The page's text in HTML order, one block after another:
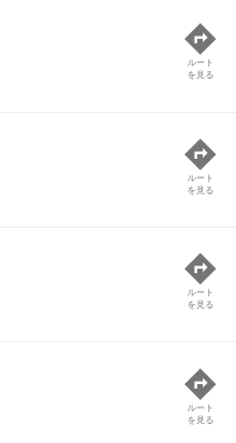
ルート
を見る
ルート
を見る
ルート
を見る
ルート
を見る